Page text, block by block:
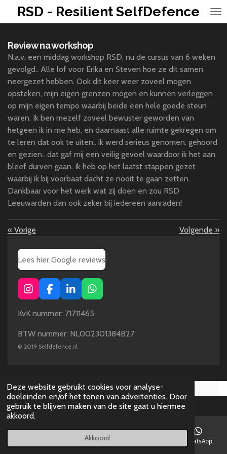
Deze website gebruikt cookies voor analyse-
doeleinden en/of het tonen van advertenties. Door
gebruik te blijven maken van de site gaat u hiermee
akkoord.
Akkoord
direct
de
hoofdinhoud
RSD - Resilient SelfDefence
Review na workshop
N.a.v. een middag workshop RSD, nu de cursus van 6 weken
gevolgd.. Alle lof voor Erika en Steven hoe ze dit samen
neergezet hebben. Ook dit keer weer zoveel mogen
opsteken, mijn eigen grenzen mogen en kunnen verleggen
op mijn eigen tempo waarbij beide een hele goede steun
waren. Ik ben mezelf zoveel bewuster geworden van
hetgeen ik in me heb, en daarnaast alle ruimte gekregen om
te leren dat ook te uiten.. ik werd serieus genomen, gehoord
en gezien.. dat gaf mij een veilig gevoel waardoor ik het aan
bleef durven gaan. Ik heb op het laatst stappen gezet
waarbij ik bij voorbaat dacht ze nooit te gaan zetten.
Dankbaar voor het werk wat zij doen en zou RSD
Leeuwarden dan ook zeker bij iedereen aanraden!
« Vorige Volgende »
Lees hier Google reviews
I
n
s
a
r
F
a
c
b
o
L
i
n
e
I
W
h
a
s
KvK nummer: 71711465
BTW nummer: NL002301384B27
© 2019 Selfdefence.nl
Telefoonnummer WhatsApp